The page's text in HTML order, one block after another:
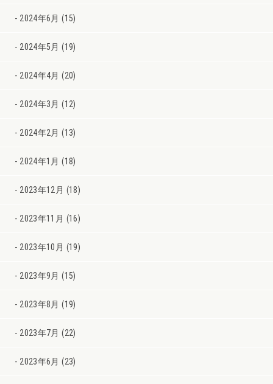
2024年6月 (15)
2024年5月 (19)
2024年4月 (20)
2024年3月 (12)
2024年2月 (13)
2024年1月 (18)
2023年12月 (18)
2023年11月 (16)
2023年10月 (19)
2023年9月 (15)
2023年8月 (19)
2023年7月 (22)
2023年6月 (23)